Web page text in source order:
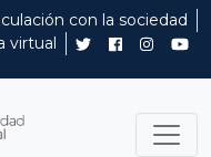
con la sociedad
virtual